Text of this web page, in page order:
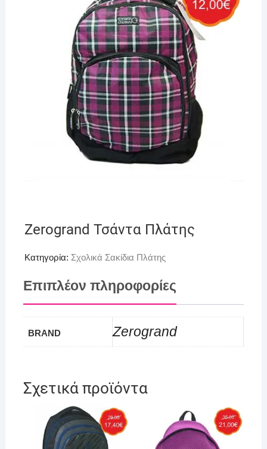
Zerogrand Τσάντα Πλάτης
Κατηγορία: Σχολικά Σακίδια Πλάτης
Επιπλέον πληροφορίες
BRAND Zerogrand
Σχετικά προϊόντα